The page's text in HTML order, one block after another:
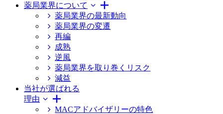
薬局業界について
薬局業界の最新動向
薬局業界の変遷
再編
成熟
逆風
薬局業界を取り巻くリスク
減益
当社が選ばれる
理由
MACアドバイザリーの特色